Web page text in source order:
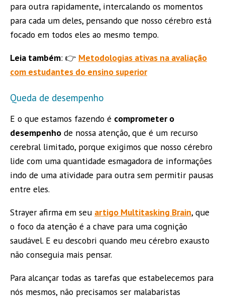
para outra rapidamente, intercalando os momentos
para cada um deles, pensando que nosso cérebro está
focado em todos eles ao mesmo tempo.
Leia também: 👉 Metodologias ativas na avaliação
com estudantes do ensino superior
Queda de desempenho
E o que estamos fazendo é comprometer o
desempenho de nossa atenção, que é um recurso
cerebral limitado, porque exigimos que nosso cérebro
lide com uma quantidade esmagadora de informações
indo de uma atividade para outra sem permitir pausas
entre eles.
Strayer afirma em seu artigo Multitasking Brain, que
o foco da atenção é a chave para uma cognição
saudável. E eu descobri quando meu cérebro exausto
não conseguia mais pensar.
Para alcançar todas as tarefas que estabelecemos para
nós mesmos, não precisamos ser malabaristas